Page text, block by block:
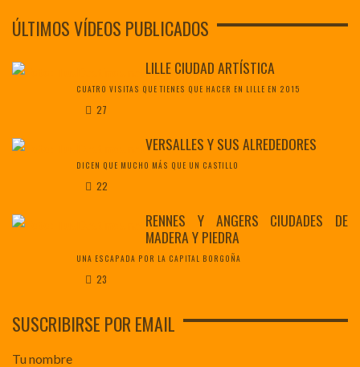
ÚLTIMOS VÍDEOS PUBLICADOS
LILLE CIUDAD ARTÍSTICA
CUATRO VISITAS QUE TIENES QUE HACER EN LILLE EN 2015
27
VERSALLES Y SUS ALREDEDORES
DICEN QUE MUCHO MÁS QUE UN CASTILLO
22
RENNES Y ANGERS CIUDADES DE
MADERA Y PIEDRA
UNA ESCAPADA POR LA CAPITAL BORGOÑA
23
SUSCRIBIRSE POR EMAIL
Tu nombre